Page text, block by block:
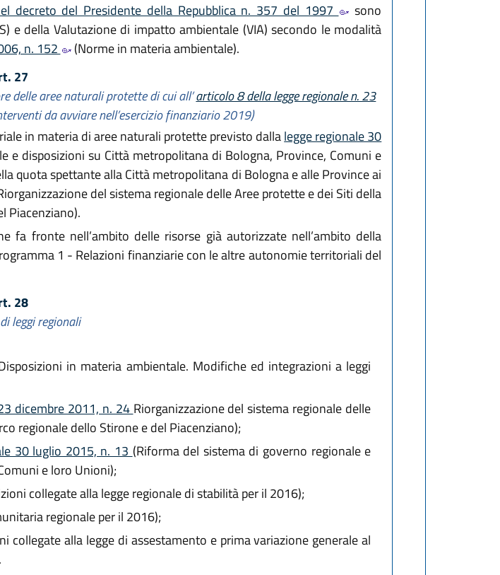
decreto del Presidente della Repubblica n. 357 del 1997
sono
e della Valutazione di impatto ambientale (VIA) secondo le modalità
n. 152
(Norme in materia ambientale).
27
delle aree naturali protette di cui all’articolo 8 della legge regionale n. 23
da avviare nell’esercizio finanziario 2019)
in materia di aree naturali protette previsto dallalegge regionale 30
e disposizioni su Città metropolitana di Bologna, Province, Comuni e
quota spettante alla Città metropolitana di Bologna e alle Province ai
del sistema regionale delle Aree protette e dei Siti della
Piacenziano).
fa fronte nell’ambito delle risorse già autorizzate nell’ambito della
1 - Relazioni finanziarie con le altre autonomie territoriali del
28
leggi regionali
in materia ambientale. Modifiche ed integrazioni a leggi
dicembre 2011, n. 24 Riorganizzazione del sistema regionale delle
regionale dello Stirone e del Piacenziano);
30 luglio 2015, n. 13 (Riforma del sistema di governo regionale e
e loro Unioni);
collegate alla legge regionale di stabilità per il 2016);
regionale per il 2016);
collegate alla legge di assestamento e prima variazione generale al